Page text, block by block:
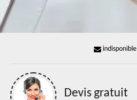
indisponible
Devis gratuit